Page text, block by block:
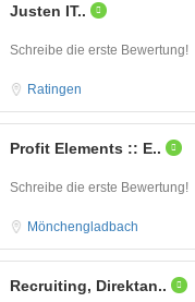
Justen IT..
Schreibe die erste Bewertung!
Ratingen
Profit Elements :: E..
Schreibe die erste Bewertung!
Mönchengladbach
Recruiting, Direktan..